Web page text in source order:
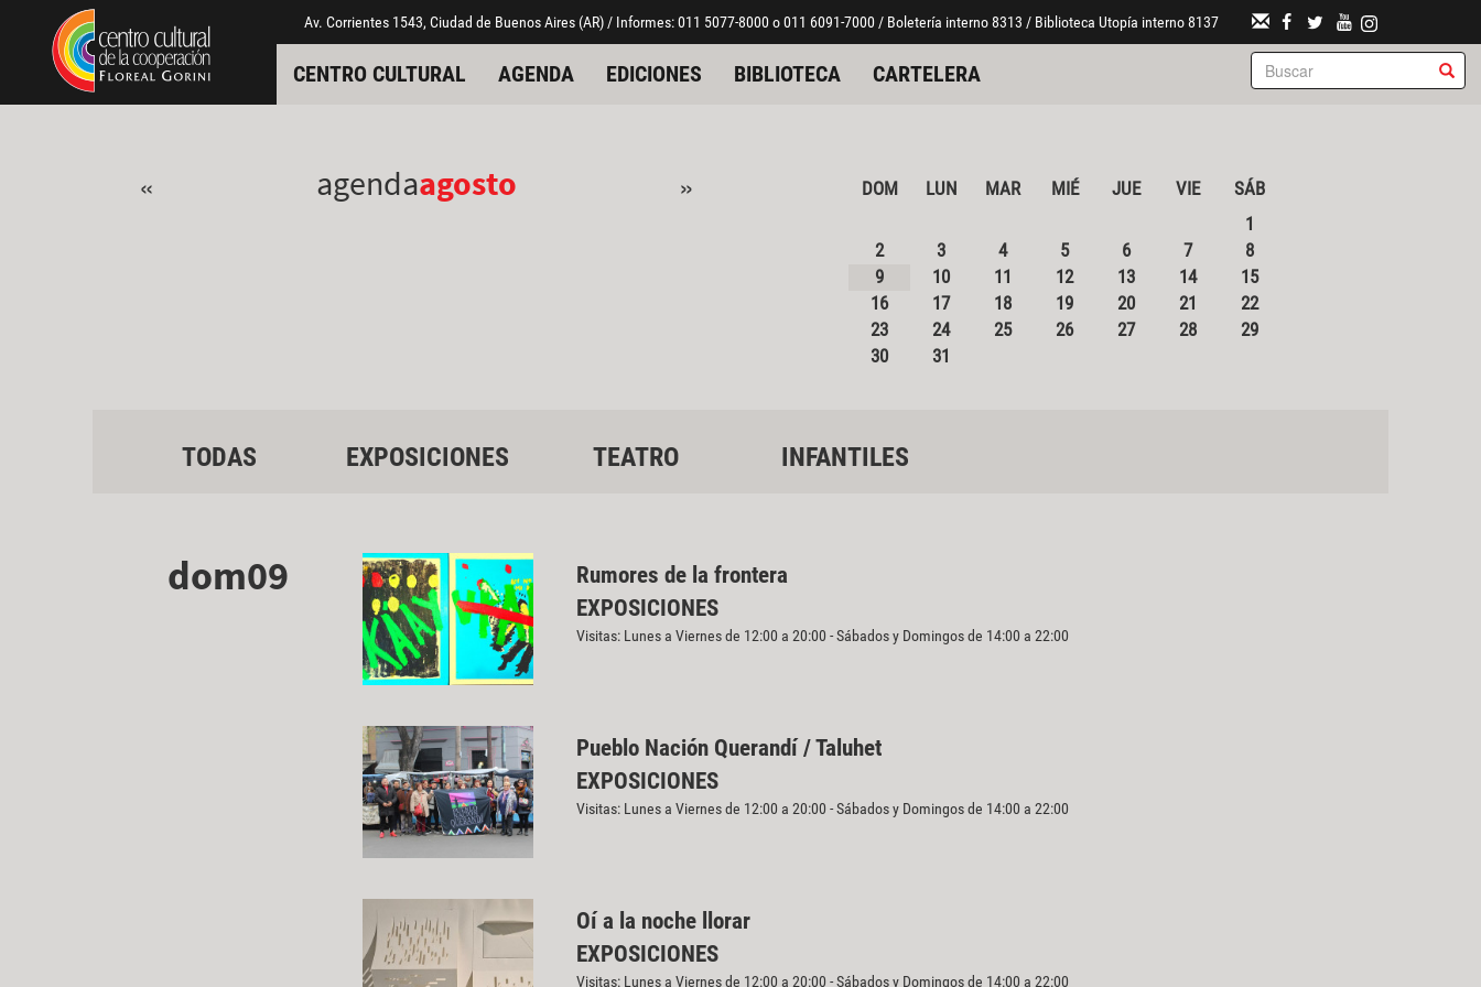
Pasar al contenido principal
Jump to main content Av. Corrientes 1543, Ciudad de Buenos Aires (AR) / Informes: 011 5077-8000 o 011 6091-7000 / Boletería interno 8313 / Biblioteca Utopía interno 8137
CENTRO CULTURAL AGENDA EDICIONES BIBLIOTECA CARTELERA
« agendaagosto » DOM LUN MAR MIÉ JUE VIE
SÁB
1
2
3 4 5 6 7
8
9
10 11 12 13 14
15
16
17 18 19 20 21
22
23
24 25 26 27 28
29
30
31
TODAS EXPOSICIONES TEATRO INFANTILES
dom09
Rumores de la frontera
EXPOSICIONES
Visitas: Lunes a Viernes de 12:00 a 20:00 - Sábados y Domingos de 14:00 a 22:00
Pueblo Nación Querandí / Taluhet
EXPOSICIONES
Visitas: Lunes a Viernes de 12:00 a 20:00 - Sábados y Domingos de 14:00 a 22:00
Oí a la noche llorar
EXPOSICIONES
Visitas: Lunes a Viernes de 12:00 a 20:00 - Sábados y Domingos de 14:00 a 22:00